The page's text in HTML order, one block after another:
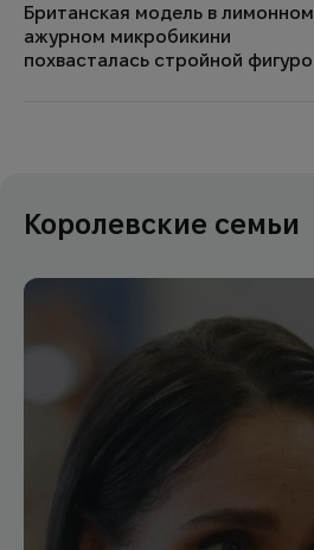
Британская модель в лимонном
ажурном микробикини
похвасталась стройной
Королевские семьи